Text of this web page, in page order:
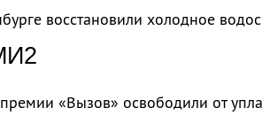
восстановили холодное
«Вызов» освободили от